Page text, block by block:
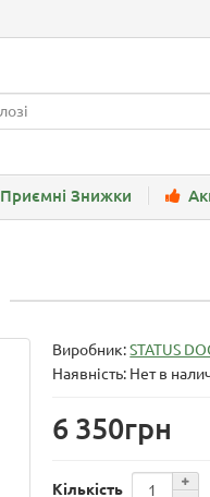
Приємні Знижки
Виробник:STATUS
Наявність: Нет в
6 350грн
Кількість